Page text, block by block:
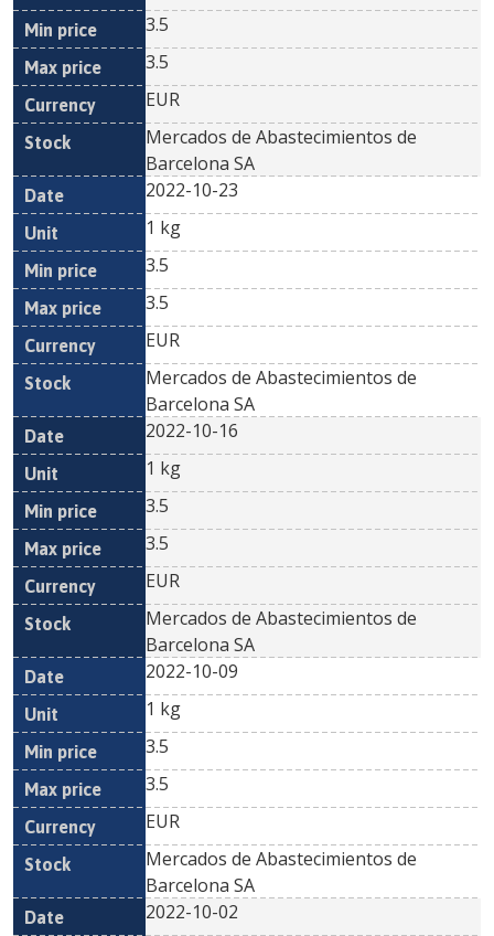
3.5
3.5
EUR
Mercados de Abastecimientos de
Barcelona SA
2022-10-23
1 kg
3.5
3.5
EUR
Mercados de Abastecimientos de
Barcelona SA
2022-10-16
1 kg
3.5
3.5
EUR
Mercados de Abastecimientos de
Barcelona SA
2022-10-09
1 kg
3.5
3.5
EUR
Mercados de Abastecimientos de
Barcelona SA
2022-10-02